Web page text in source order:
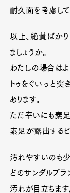
耐久面を考慮して
以上、絶賛ばか
ましょうか。
わたしの場合はよ
トゥをぐいっと突
あります。
ただ幸いにも素
素足が露出する
汚れやすいのも少
どのサンダルブラ
汚れが目立ちます